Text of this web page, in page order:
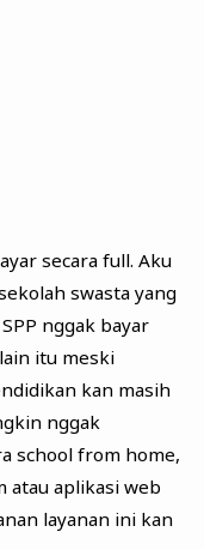
secara full. Aku
swasta yang
nggak bayar
itu meski
kan masih
nggak
school from home,
atau aplikasi web
layanan ini kan